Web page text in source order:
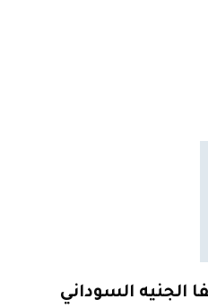
الجنيه السوداني